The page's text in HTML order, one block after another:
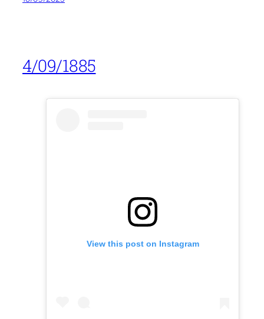
4/09/1885
View this post on Instagram